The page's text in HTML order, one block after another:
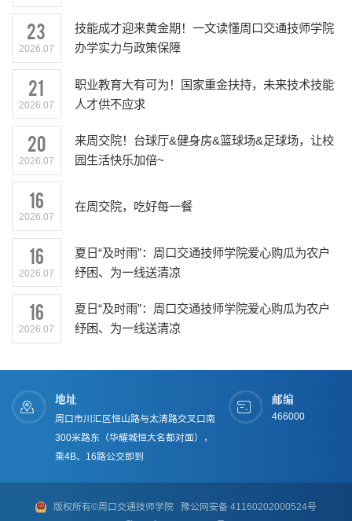
23
2026.07
技能成才迎来黄金期！一文读懂周口交通技师学院
办学实力与政策保障
21
2026.07
职业教育大有可为！国家重金扶持，未来技术技能
人才供不应求
20
2026.07
来周交院！台球厅&健身房&篮球场&足球场，让校
园生活快乐加倍~
16
2026.07
在周交院，吃好每一餐
16
2026.07
夏日“及时雨”：周口交通技师学院爱心购瓜为农户
纾困、为一线送清凉
16
2026.07
夏日“及时雨”：周口交通技师学院爱心购瓜为农户
纾困、为一线送清凉
地址
周口市川汇区恒山路与太清路交叉口南
300米路东（华耀城恒大名都对面），
乘4B、16路公交即到
邮编
466000
版权所有©周口交通技师学院 豫公网安备 41160202000524号